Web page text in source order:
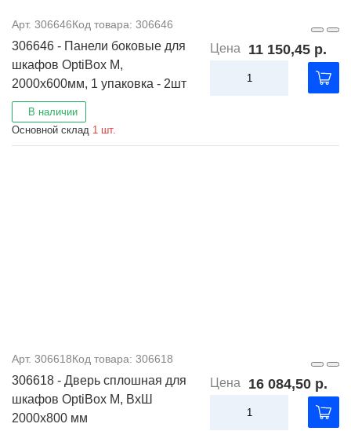
Арт. 306646Код товара: 306646
306646 - Панели боковые для
шкафов OptiBox M,
2000x600мм, 1 упаковка - 2шт
В наличии
Основной склад 1 шт.
Цена 11 150,45 р.
Арт. 306618Код товара: 306618
306618 - Дверь сплошная для
шкафов OptiBox M, ВхШ
2000х800 мм
Цена 16 084,50 р.